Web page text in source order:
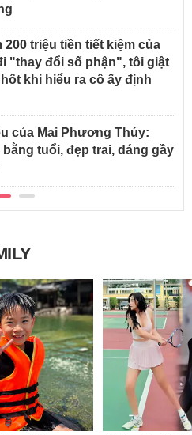
200 triệu tiền tiết kiệm của
"thay đổi số phận", tôi giật
khi hiểu ra cô ấy định
của Mai Phương Thúy:
tuổi, đẹp trai, dáng gầy